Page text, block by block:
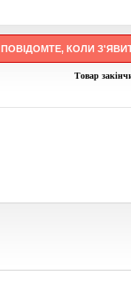
ПОВІДОМТЕ, КОЛИ
Товар